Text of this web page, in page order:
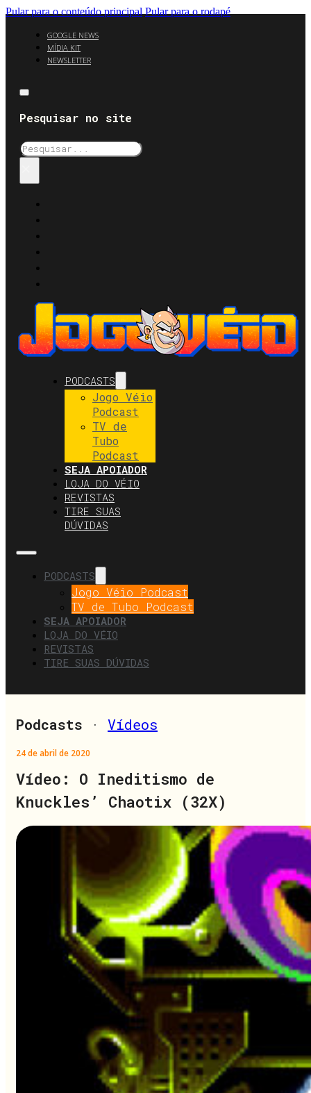
Pular para o conteúdo principal Pular para o rodapé
GOOGLE NEWS
MÍDIA KIT
NEWSLETTER
Pesquisar no site
Pesquisar
PODCASTS
Jogo Véio
Podcast
TV de
Tubo
Podcast
SEJA APOIADOR
LOJA DO VÉIO
REVISTAS
TIRE SUAS
DÚVIDAS
PODCASTS
Jogo Véio Podcast
TV de Tubo Podcast
SEJA APOIADOR
LOJA DO VÉIO
REVISTAS
TIRE SUAS DÚVIDAS
Podcasts · Vídeos
24 de abril de 2020
Vídeo: O Ineditismo de
Knuckles’ Chaotix (32X)